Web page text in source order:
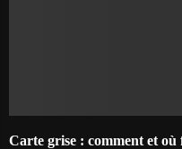
Carte grise : comment et où